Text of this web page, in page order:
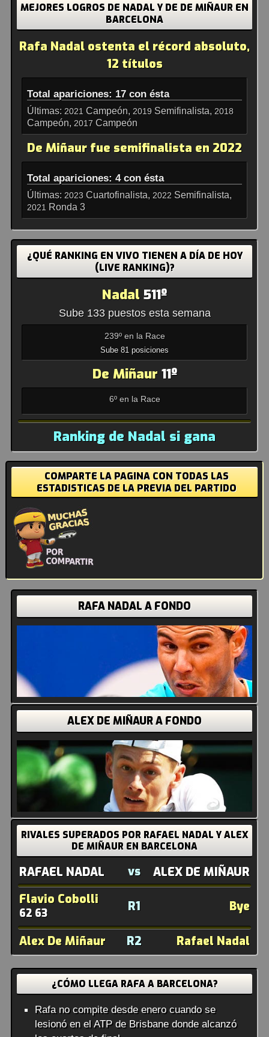
MEJORES LOGROS DE NADAL Y DE DE MIÑAUR EN
BARCELONA
Rafa Nadal ostenta el récord absoluto,
12 títulos
Total apariciones: 17 con ésta
Últimas: 2021 Campeón, 2019 Semifinalista, 2018
Campeón, 2017Campeón
De Miñaur fue semifinalista en 2022
Total apariciones: 4 con ésta
Últimas: 2023Cuartofinalista, 2022 Semifinalista,
2021 Ronda 3
¿QUÉ RANKING EN VIVO TIENEN A DÍA DE HOY
(LIVE RANKING)?
Nadal 511º
Sube 133 puestos esta semana
239º en la Race
Sube 81 posiciones
De Miñaur 11º
6º en la Race
Ranking de Nadal si gana
COMPARTE LA PAGINA CON TODAS LAS
ESTADISTICAS DE LA PREVIA DEL PARTIDO
RAFA NADAL A FONDO
ALEX DE MIÑAUR A FONDO
RIVALES SUPERADOS POR RAFAEL NADAL Y ALEX
DE MIÑAUR EN BARCELONA
RAFAEL NADAL vs
ALEX DE MIÑAUR
Flavio Cobolli
62 63 R1 Bye
Alex De Miñaur R2 Rafael Nadal
¿CÓMO LLEGA RAFA A BARCELONA?
Rafa no compite desde enero cuando se
lesionó en el ATP de Brisbane donde alcanzó